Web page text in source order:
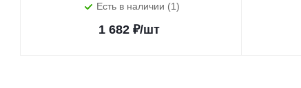
Есть в наличии (1)
1 682₽/шт